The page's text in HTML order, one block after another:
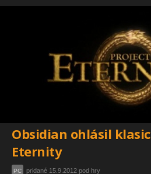
Obsidian ohlásil
Eternity
PC pridané 15.9.2012 pod hry